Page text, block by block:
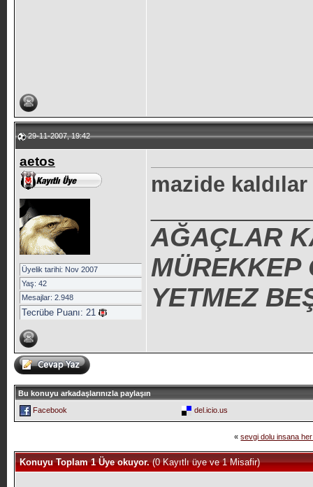
29-11-2007, 19:42
aetos
Üyelik tarihi: Nov 2007
Yaş: 42
Mesajlar: 2.948
Tecrübe Puanı: 21
mazide kaldılar
AĞAÇLAR
MÜREKKEP
YETMEZ
Bu konuyu arkadaşlarınızla paylaşın
Facebook
del.icio.us
« sevgi dolu insana
Konuyu Toplam 1 Üye okuyor.(0 Kayıtlı üye ve 1 Misafir)